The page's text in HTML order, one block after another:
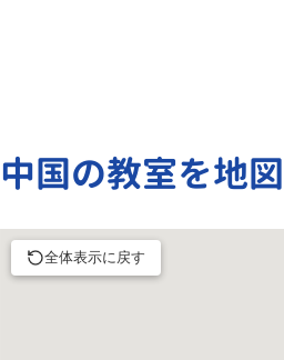
中国の教室を地
全体表示に戻す